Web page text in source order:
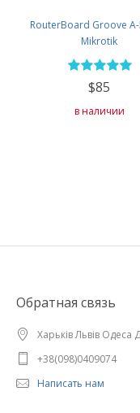
RouterBoard Groove
Mikrotik
$85
в наличии
Обратная связь
Харьків Львів Одеса
+38(098)0409074
Написать нам